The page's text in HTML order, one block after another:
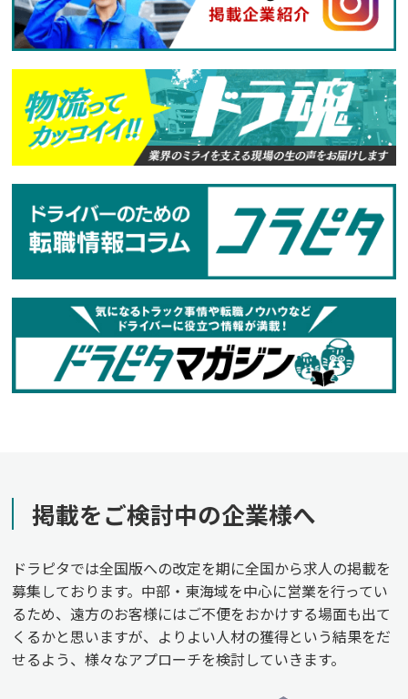
掲載をご検討中の企業様へ
ドラピタでは全国版への改定を期に全国から求人の掲載を
募集しております。中部・東海域を中心に営業を行ってい
るため、遠方のお客様にはご不便をおかけする場面も出て
くるかと思いますが、よりよい人材の獲得という結果をだ
せるよう、様々なアプローチを検討していきます。